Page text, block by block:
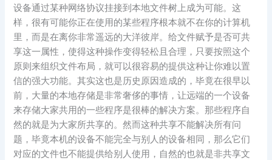
设备通过某种网络协议挂接到本地文件树上成为可能。这
样，很有可能你正在使用的某些程序根本就不在你的计算机
里，而是在离你非常遥远的大洋彼岸。给文件赋予是否可共
享这一属性，使得这种操作变得轻松且合理，只要按照这个
原则来组织文件布局，就可以很容易的提供这种让你难以置
信的强大功能。其实这也是历史原因造成的，毕竟在很早以
前，大量的本地存储是非常奢侈的事情，让远端的一个设备
来存储大家共用的一些程序是很棒的解决方案。那些程序自
然的就是为大家所共享的。然而这种共享不能解决所有问
题，毕竟本机的设备不能完全与别人的设备相同，那么它们
对应的文件也不能提供给别人使用，自然的也就是非共享文